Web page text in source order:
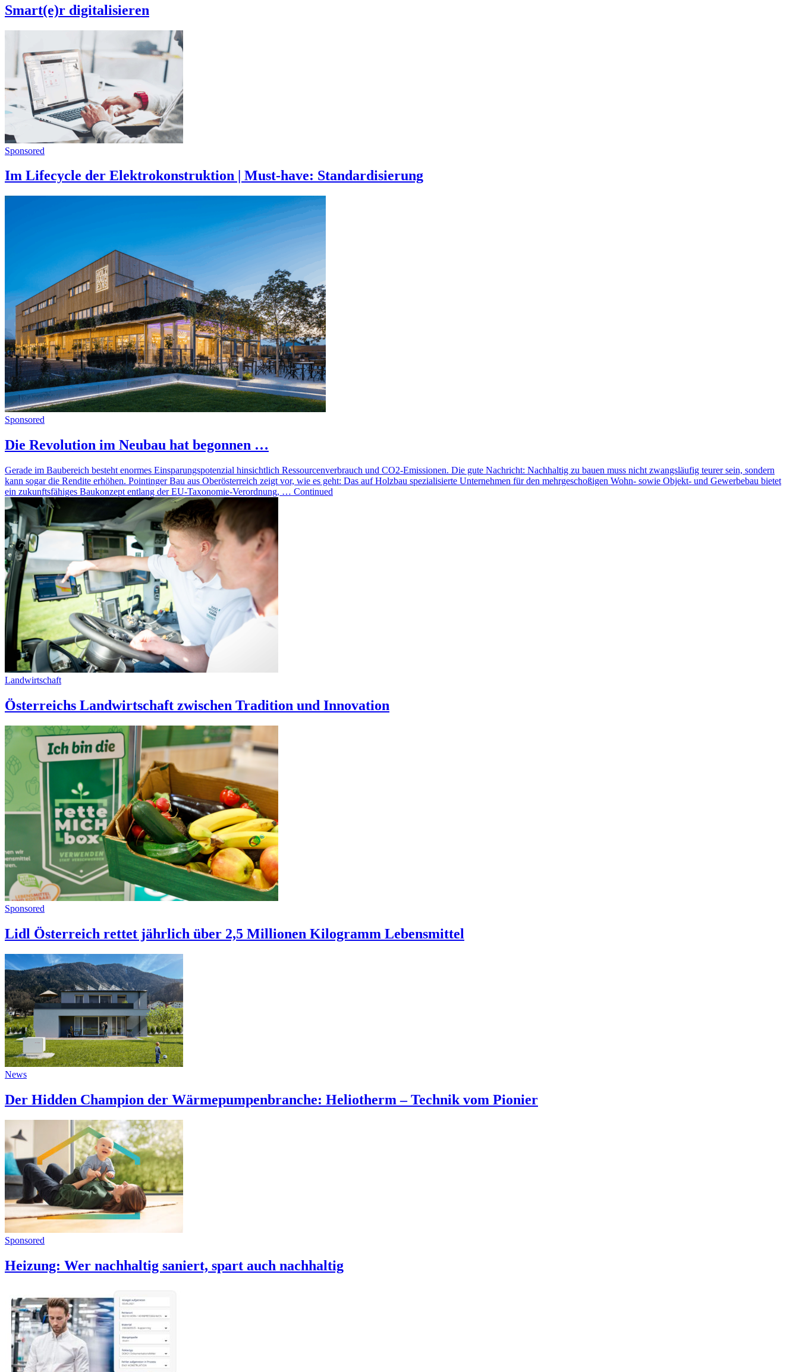
Smart(e)r digitalisieren
Sponsored
Im Lifecycle der Elektrokonstruktion | Must-have: Standardisierung
Sponsored
Die Revolution im Neubau hat begonnen …
Gerade im Baubereich besteht enormes Einsparungspotenzial hinsichtlich Ressourcenverbrauch und CO2-Emissionen. Die gute Nachricht: Nachhaltig zu bauen muss nicht zwangsläufig teurer sein, sondern
kann sogar die Rendite erhöhen. Pointinger Bau aus Oberösterreich zeigt vor, wie es geht: Das auf Holzbau spezialisierte Unternehmen für den mehrgeschoßigen Wohn- sowie Objekt- und Gewerbebau bietet
ein zukunftsfähiges Baukonzept entlang der EU-Taxonomie-Verordnung, … Continued
Landwirtschaft
Österreichs Landwirtschaft zwischen Tradition und Innovation
Sponsored
Lidl Österreich rettet jährlich über 2,5 Millionen Kilogramm Lebensmittel
News
Der Hidden Champion der Wärmepumpenbranche: Heliotherm – Technik vom Pionier
Sponsored
Heizung: Wer nachhaltig saniert, spart auch nachhaltig